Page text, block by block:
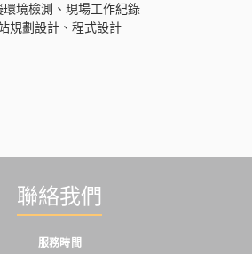
環境檢測、現場工作紀錄
規劃設計、程式設計
聯絡我們
服務時間